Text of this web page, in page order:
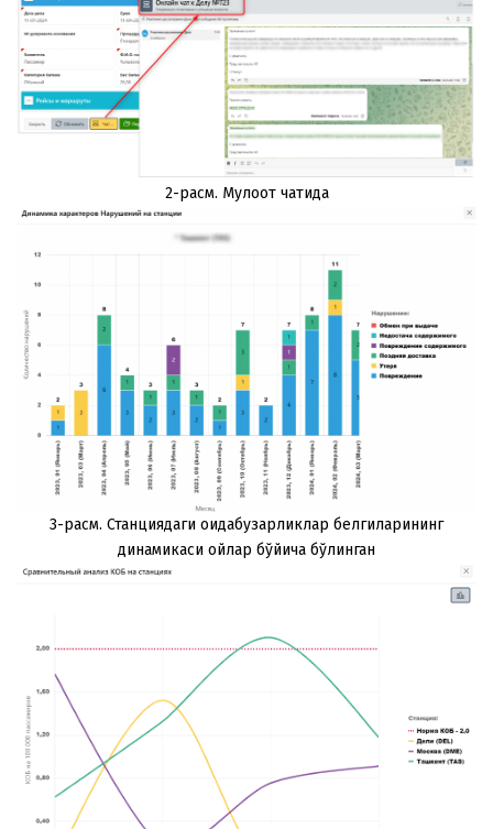
2-расм. Мулоқот чатида
3-расм. Станциядаги қоидабузарликлар белгиларининг
динамикаси ойлар бўйича бўлинган